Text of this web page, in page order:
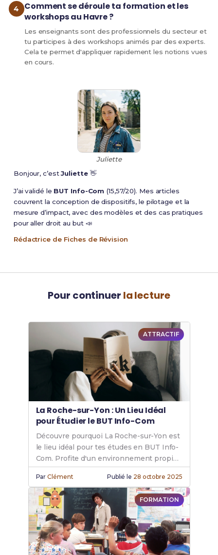
Comment se déroule ta formation et les
workshops au Havre ?
Les enseignants sont des professionnels du secteur et
tu participes à des workshops animés par des experts.
Cela te permet d'appliquer rapidement les notions vues
en cours.
Juliette
Bonjour, c’estJuliette👋
J’ai validé le BUT Info-Com (15,57/20). Mes articles
couvrent la conception de dispositifs, le pilotage et la
mesure d’impact, avec des modèles et des cas pratiques
pour aller droit au but 📣
Rédactrice de Fiches de Révision
Pour continuer la lecture
ATTRACTIF
La Roche-sur-Yon : Un Lieu Idéal
pour Étudier le BUT Info-Com
Découvre pourquoi La Roche-sur-Yon est
le lieu idéal pour tes études en BUT Info-
Com. Profite d'un environnement propice
à la réussite académique.
ParClément Publié le 28 octobre 2025
FORMATION